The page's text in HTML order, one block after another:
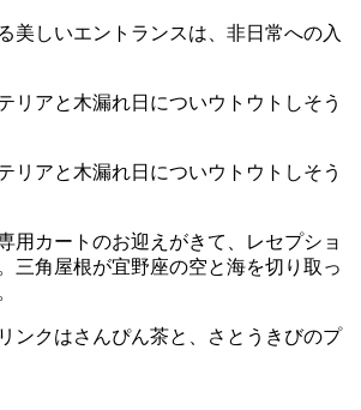
美しいエントランスは、非日常への入
リアと木漏れ日についウトウトしそう
リアと木漏れ日についウトウトしそう
用カートのお迎えがきて、レセプショ
三角屋根が宜野座の空と海を切り取っ
ンクはさんぴん茶と、さとうきびのプ